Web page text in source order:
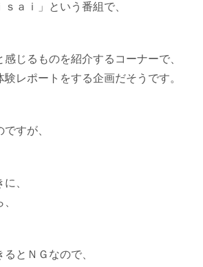
ｓａｉ」という番組で、
じるものを紹介するコーナーで、
レポートをする企画だそうです。
すが、
、
るとＮＧなので、